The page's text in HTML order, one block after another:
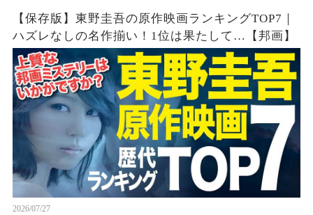
【保存版】東野圭吾の原作映画ランキングTOP7｜
ハズレなしの名作揃い！1位は果たして…【邦画】
2026/07/27